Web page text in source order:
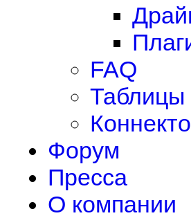
FAQ
Таблицы
Форум
Пресса
О компании